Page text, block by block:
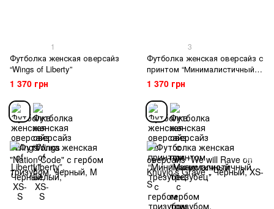
1
Футболка женская оверсайз
“Wings of Liberty”
1 370 грн
3
Футболка женская оверсайз с
принтом “Минималистичный
трезубец” с гербом тризубом
1 370 грн